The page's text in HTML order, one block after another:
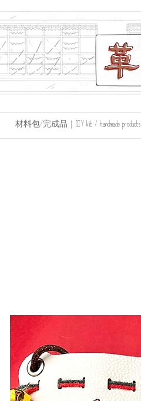
材料包/完成品｜DIY kit / handmade products